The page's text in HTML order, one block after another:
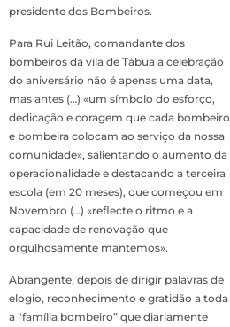
presidente dos Bombeiros.
Para Rui Leitão, comandante dos
bombeiros da vila de Tábua a celebração
do aniversário não é apenas uma data,
mas antes (…) «um símbolo do esforço,
dedicação e coragem que cada bombeiro
e bombeira colocam ao serviço da nossa
comunidade», salientando o aumento da
operacionalidade e destacando a terceira
escola (em 20 meses), que começou em
Novembro (…) «reflecte o ritmo e a
capacidade de renovação que
orgulhosamente mantemos».
Abrangente, depois de dirigir palavras de
elogio, reconhecimento e gratidão a toda
a “família bombeiro” que diariamente